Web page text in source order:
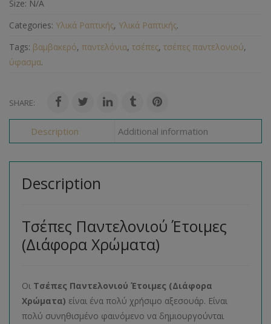
Size: N/A
Categories: Υλικά Ραπτικής, Υλικά Ραπτικής.
Tags: βαμβακερό, παντελόνια, τσέπες, τσέπες παντελονιού,
ύφασμα.
SHARE:
Description Additional information
Description
Τσέπες Παντελονιού Έτοιμες
(Διάφορα Χρώματα)
Οι Τσέπες Παντελονιού Έτοιμες (Διάφορα
Χρώματα) είναι ένα πολύ χρήσιμο αξεσουάρ. Είναι
πολύ συνηθισμένο φαινόμενο να δημιουργούνται